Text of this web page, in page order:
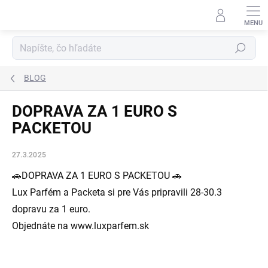
Hľadať
BLOG
DOPRAVA ZA 1 EURO S
PACKETOU
27.3.2025
🚗DOPRAVA ZA 1 EURO S PACKETOU 🚗
Lux Parfém a Packeta si pre Vás pripravili 28-30.3
dopravu za 1 euro.
Objednáte na www.luxparfem.sk